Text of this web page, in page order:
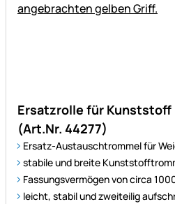
Ersatzrolle für Kunststoff
(Art.Nr. 44277)
Ersatz-Austauschtrommel für
stabile und breite
Fassungsvermögen von circa
leicht, stabil und zweiteilig